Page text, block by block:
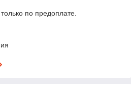
по предоплате.